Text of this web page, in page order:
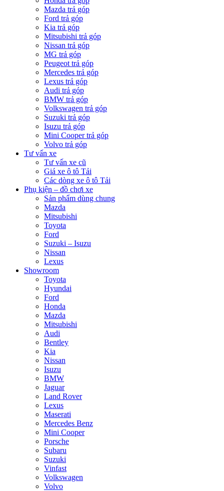
Mazda trả góp
Ford trả góp
Kia trả góp
Mitsubishi trả góp
Nissan trả góp
MG trả góp
Peugeot trả góp
Mercedes trả góp
Lexus trả góp
Audi trả góp
BMW trả góp
Volkswagen trả góp
Suzuki trả góp
Isuzu trả góp
Mini Cooper trả góp
Volvo trả góp
Tư vấn xe
Tư vấn xe cũ
Giá xe ô tô Tải
Các dòng xe ô tô Tải
Phụ kiện – đồ chơi xe
Sản phẩm dùng chung
Mazda
Mitsubishi
Toyota
Ford
Suzuki – Isuzu
Nissan
Lexus
Showroom
Toyota
Hyundai
Ford
Honda
Mazda
Mitsubishi
Audi
Bentley
Kia
Nissan
Isuzu
BMW
Jaguar
Land Rover
Lexus
Maserati
Mercedes Benz
Mini Cooper
Porsche
Subaru
Suzuki
Vinfast
Volkswagen
Volvo